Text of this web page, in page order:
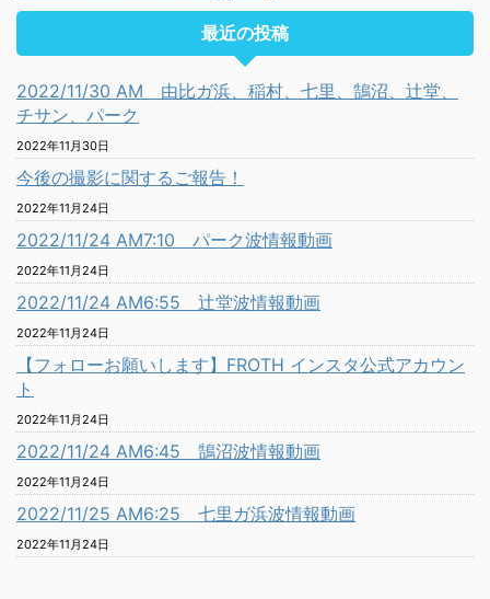
最近の投稿
2022/11/30 AM 由比ガ浜、稲村、七里、鵠沼、辻堂、
チサン、パーク
2022年11月30日
今後の撮影に関するご報告！
2022年11月24日
2022/11/24 AM7:10 パーク波情報動画
2022年11月24日
2022/11/24 AM6:55 辻堂波情報動画
2022年11月24日
【フォローお願いします】FROTH インスタ公式アカウン
ト
2022年11月24日
2022/11/24 AM6:45 鵠沼波情報動画
2022年11月24日
2022/11/25 AM6:25 七里ガ浜波情報動画
2022年11月24日